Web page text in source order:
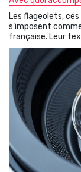
Les flageolets,
s’imposent
française. Leur